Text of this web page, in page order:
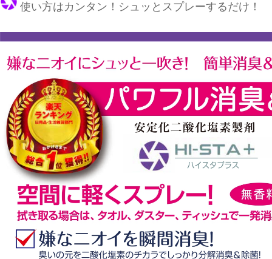
使い方はカンタン！シュッとスプレーするだけ！